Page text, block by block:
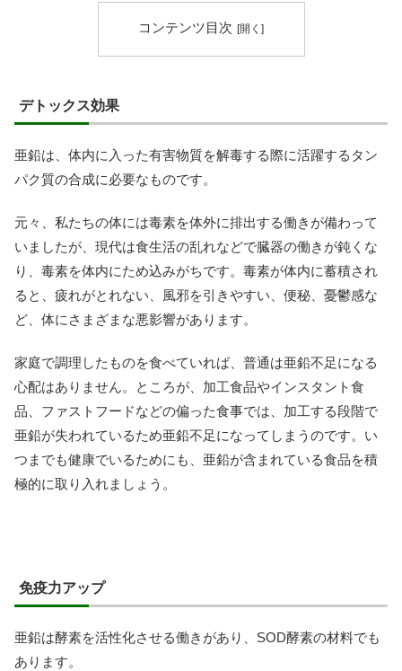
コンテンツ目次
デトックス効果
亜鉛は、体内に入った有害物質を解毒する際に活躍するタン
パク質の合成に必要なものです。
元々、私たちの体には毒素を体外に排出する働きが備わって
いましたが、現代は食生活の乱れなどで臓器の働きが鈍くな
り、毒素を体内にため込みがちです。毒素が体内に蓄積され
ると、疲れがとれない、風邪を引きやすい、便秘、憂鬱感な
ど、体にさまざまな悪影響があります。
家庭で調理したものを食べていれば、普通は亜鉛不足になる
心配はありません。ところが、加工食品やインスタント食
品、ファストフードなどの偏った食事では、加工する段階で
亜鉛が失われているため亜鉛不足になってしまうのです。い
つまでも健康でいるためにも、亜鉛が含まれている食品を積
極的に取り入れましょう。
免疫力アップ
亜鉛は酵素を活性化させる働きがあり、SOD酵素の材料でも
あります。